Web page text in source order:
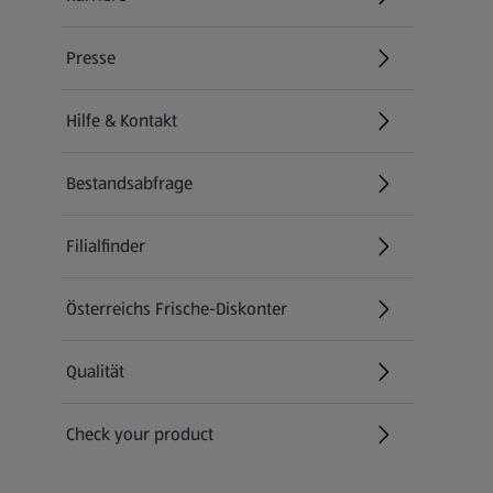
Presse
Hilfe & Kontakt
(öffnet in einem neuen Tab)
Bestandsabfrage
(öffnet in einem neuen Tab)
Filialfinder
Österreichs Frische-Diskonter
Qualität
Check your product
(öffnet in einem neuen Tab)